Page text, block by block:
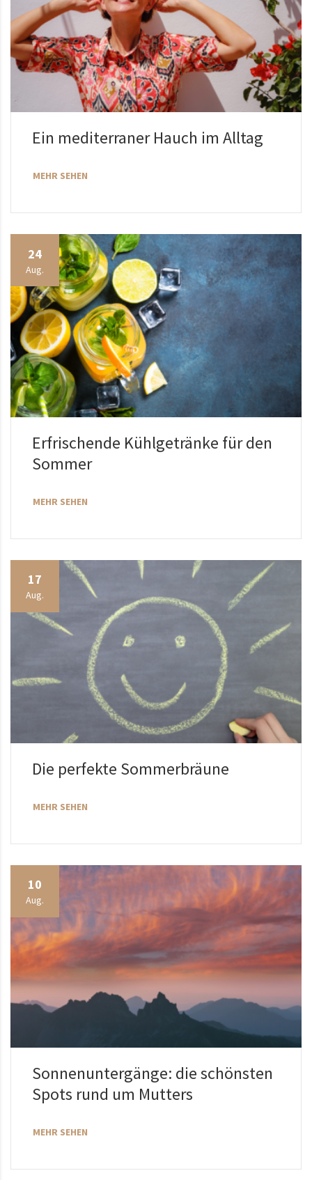
Ein mediterraner Hauch im Alltag
MEHR SEHEN
24
Aug.
Erfrischende Kühlgetränke für den
Sommer
MEHR SEHEN
17
Aug.
Die perfekte Sommerbräune
MEHR SEHEN
10
Aug.
Sonnenuntergänge: die schönsten
Spots rund um Mutters
MEHR SEHEN